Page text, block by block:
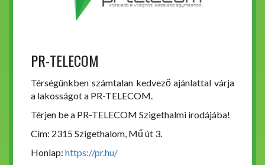
PR-TELECOM
Térségünkben számtalan kedvező ajánlattal várja
a lakosságot a PR-TELECOM.
Térjen be a PR-TELECOM Szigethalmi irodájába!
Cím: 2315 Szigethalom, Mű út 3.
Honlap: https://pr.hu/